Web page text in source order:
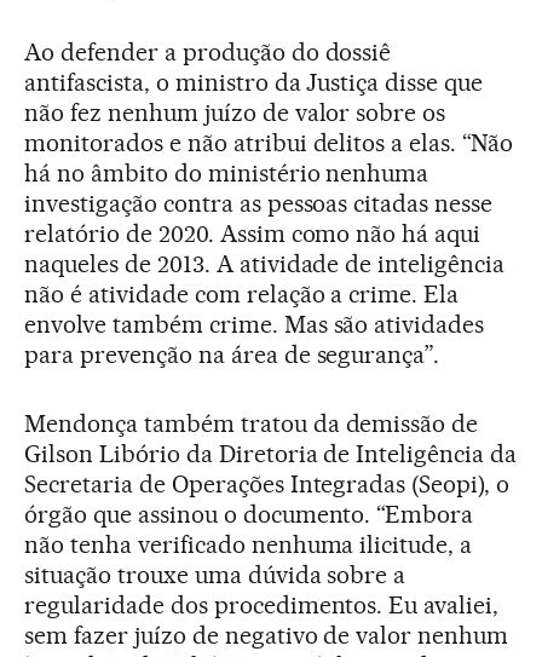
Ao defender a produção do dossiê
antifascista, o ministro da Justiça disse que
não fez nenhum juízo de valor sobre os
monitorados e não atribui delitos a elas. “Não
há no âmbito do ministério nenhuma
investigação contra as pessoas citadas nesse
relatório de 2020. Assim como não há aqui
naqueles de 2013. A atividade de inteligência
não é atividade com relação a crime. Ela
envolve também crime. Mas são atividades
para prevenção na área de segurança”.
Mendonça também tratou da demissão de
Gilson Libório da Diretoria de Inteligência da
Secretaria de Operações Integradas (Seopi), o
órgão que assinou o documento. “Embora
não tenha verificado nenhuma ilicitude, a
situação trouxe uma dúvida sobre a
regularidade dos procedimentos. Eu avaliei,
sem fazer juízo de negativo de valor nenhum